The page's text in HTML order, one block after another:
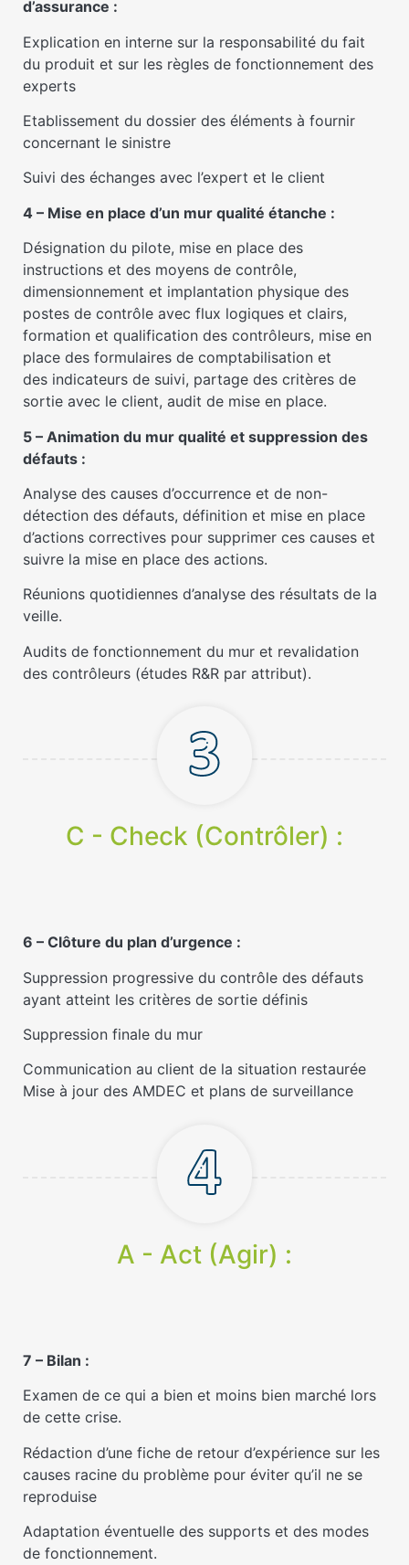
d’assurance :
Explication en interne sur la responsabilité du fait
du produit et sur les règles de fonctionnement des
experts
Etablissement du dossier des éléments à fournir
concernant le sinistre
Suivi des échanges avec l’expert et le client
4 – Mise en place d’un mur qualité étanche :
Désignation du pilote, mise en place des
instructions et des moyens de contrôle,
dimensionnement et implantation physique des
postes de contrôle avec flux logiques et clairs,
formation et qualification des contrôleurs, mise en
place des formulaires de comptabilisation et
des indicateurs de suivi, partage des critères de
sortie avec le client, audit de mise en place.
5 – Animation du mur qualité et suppression des
défauts :
Analyse des causes d’occurrence et de non-
détection des défauts, définition et mise en place
d’actions correctives pour supprimer ces causes et
suivre la mise en place des actions.
Réunions quotidiennes d’analyse des résultats de la
veille.
Audits de fonctionnement du mur et revalidation
des contrôleurs (études R&R par attribut).
C - Check (Contrôler) :
6 – Clôture du plan d’urgence :
Suppression progressive du contrôle des défauts
ayant atteint les critères de sortie définis
Suppression finale du mur
Communication au client de la situation restaurée
Mise à jour des AMDEC et plans de surveillance
A - Act (Agir) :
7 – Bilan :
Examen de ce qui a bien et moins bien marché lors
de cette crise.
Rédaction d’une fiche de retour d’expérience sur les
causes racine du problème pour éviter qu’il ne se
reproduise
Adaptation éventuelle des supports et des modes
de fonctionnement.